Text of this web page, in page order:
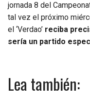
jornada 8 del
tal vez el próximo
el ‘Verdao’ reciba
sería un partido
Lea también: